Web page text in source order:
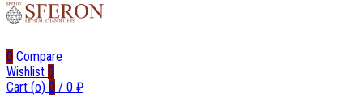
0 Compare
Wishlist 0
Cart (o) 0 / 0 ₽